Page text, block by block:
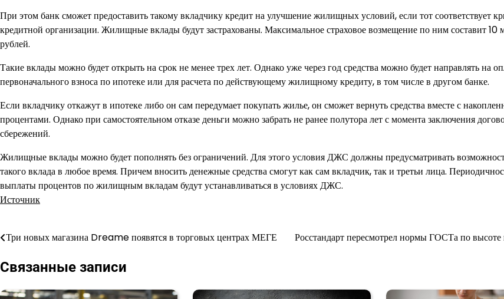
При этом банк сможет предоставить такому вкладчику кредит на улучшение жилищных условий, если тот соответствует
кредитной организации. Жилищные вклады будут застрахованы. Максимальное страховое возмещение по ним составит 10
рублей.
Такие вклады можно будет открыть на срок не менее трех лет. Однако уже через год средства можно будет направлять на
первоначального взноса по ипотеке или для расчета по действующему жилищному кредиту, в том числе в другом банке.
Если вкладчику откажут в ипотеке либо он сам передумает покупать жилье, он сможет вернуть средства вместе с
процентами. Однако при самостоятельном отказе деньги можно забрать не ранее полутора лет с момента заключения
сбережений.
Жилищные вклады можно будет пополнять без ограничений. Для этого условия ДЖС должны предусматривать
такого вклада в любое время. Причем вносить денежные средства смогут как сам вкладчик, так и третьи лица.
выплаты процентов по жилищным вкладам будут устанавливаться в условиях ДЖС.
Источник
Навигация
по
Три новых магазина Dreame появятся в торговых центрах МЕГЕ Росстандарт пересмотрел нормы ГОСТа по
Связанные записи